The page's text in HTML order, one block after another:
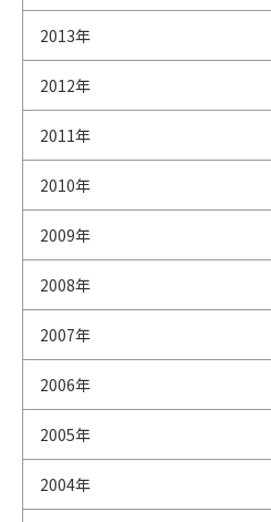
2013年
2012年
2011年
2010年
2009年
2008年
2007年
2006年
2005年
2004年